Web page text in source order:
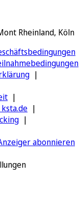
Rheinland, Köln
ksta.de
abonnieren